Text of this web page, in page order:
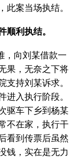
此案当场执结。
顺利执结。
向刘某借款一
果，无奈之下将
支持刘某诉求。
进入执行阶段。
驱车下乡到杨某
不在家，执行干
看到传票后虽然
钱，实在是无力